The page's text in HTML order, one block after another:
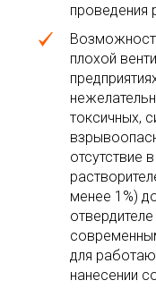
проведения
плохой
токсичных,
отсутствие
менее 1%)
для
нанесении